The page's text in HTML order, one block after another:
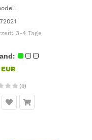
3-4 Tage
(0)